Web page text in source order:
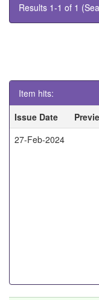
Results 1-1 of 1
Item hits:
Issue Date
27-Feb-2024